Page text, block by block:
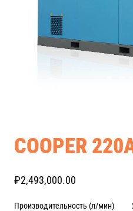
COOPER
₽2,493,000.00
Производительность (л/мин)